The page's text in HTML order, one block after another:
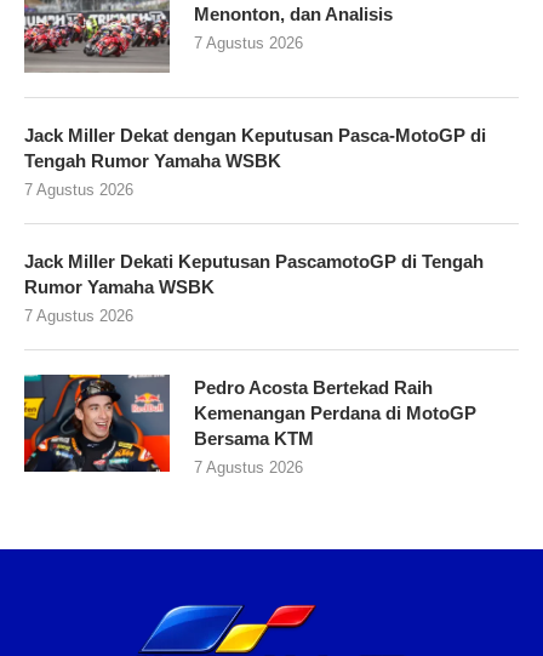
Menonton, dan Analisis
7 Agustus 2026
Jack Miller Dekat dengan Keputusan Pasca-MotoGP di
Tengah Rumor Yamaha WSBK
7 Agustus 2026
Jack Miller Dekati Keputusan PascamotoGP di Tengah
Rumor Yamaha WSBK
7 Agustus 2026
Pedro Acosta Bertekad Raih
Kemenangan Perdana di MotoGP
Bersama KTM
7 Agustus 2026